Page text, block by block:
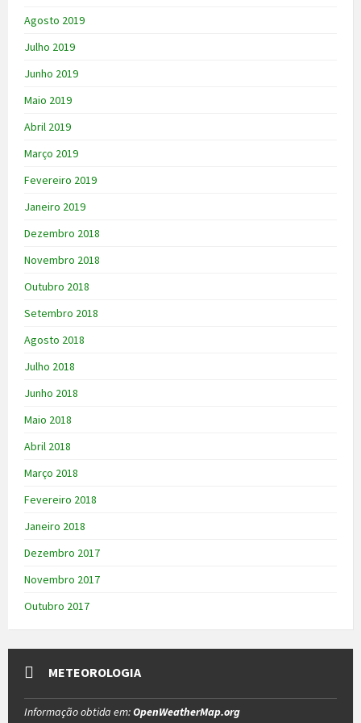
Agosto 2019
Julho 2019
Junho 2019
Maio 2019
Abril 2019
Março 2019
Fevereiro 2019
Janeiro 2019
Dezembro 2018
Novembro 2018
Outubro 2018
Setembro 2018
Agosto 2018
Julho 2018
Junho 2018
Maio 2018
Abril 2018
Março 2018
Fevereiro 2018
Janeiro 2018
Dezembro 2017
Novembro 2017
Outubro 2017
METEOROLOGIA
Informação obtida em:OpenWeatherMap.org